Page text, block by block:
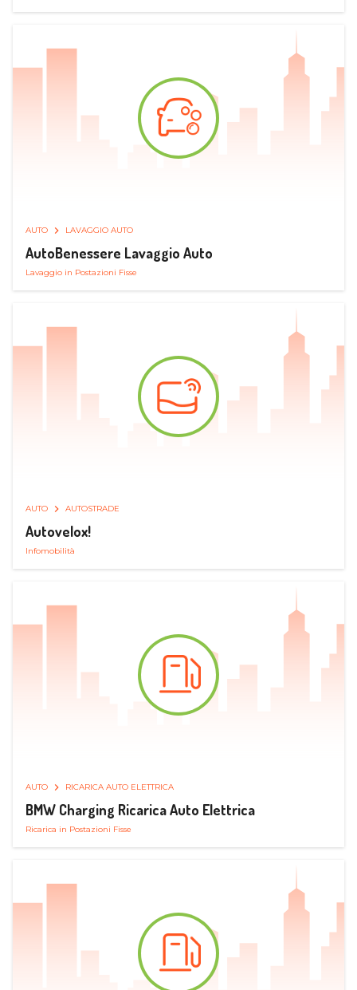
AUTO LAVAGGIO AUTO
AutoBenessere Lavaggio Auto
Lavaggio in Postazioni Fisse
AUTO AUTOSTRADE
Autovelox!
Infomobilità
AUTO RICARICA AUTO ELETTRICA
BMW Charging Ricarica Auto Elettrica
Ricarica in Postazioni Fisse